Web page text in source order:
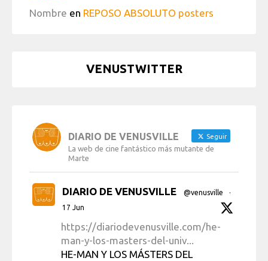
Nombre en REPOSO ABSOLUTO posters
VENUSTWITTER
DIARIO DE VENUSVILLE Seguir
La web de cine fantástico más mutante de
Marte
DIARIO DE VENUSVILLE @venusville
·
17 Jun
https://diariodevenusville.com/he-
man-y-los-masters-del-univ...
HE-MAN Y LOS MÁSTERS DEL